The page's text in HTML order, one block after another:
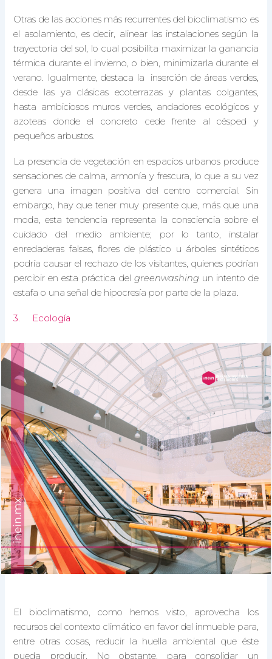
Otras de las acciones más recurrentes del bioclimatismo es
el asolamiento, es decir, alinear las instalaciones según la
trayectoria del sol, lo cual posibilita maximizar la ganancia
térmica durante el invierno, o bien, minimizarla durante el
verano. Igualmente, destaca la inserción de áreas verdes,
desde las ya clásicas ecoterrazas y plantas colgantes,
hasta ambiciosos muros verdes, andadores ecológicos y
azoteas donde el concreto cede frente al césped y
pequeños arbustos.
La presencia de vegetación en espacios urbanos produce
sensaciones de calma, armonía y frescura, lo que a su vez
genera una imagen positiva del centro comercial. Sin
embargo, hay que tener muy presente que, más que una
moda, esta tendencia representa la consciencia sobre el
cuidado del medio ambiente; por lo tanto, instalar
enredaderas falsas, flores de plástico u árboles sintéticos
podría causar el rechazo de los visitantes, quienes podrían
percibir en esta práctica del greenwashing un intento de
estafa o una señal de hipocresía por parte de la plaza.
3. Ecología
El bioclimatismo, como hemos visto, aprovecha los
recursos del contexto climático en favor del inmueble para,
entre otras cosas, reducir la huella ambiental que éste
pueda producir. No obstante, para consolidar un